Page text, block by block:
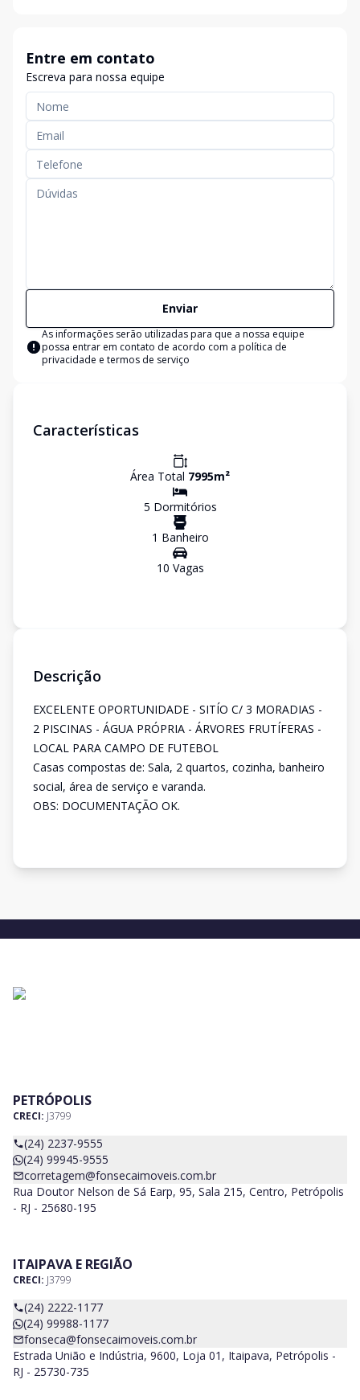
Entre em contato
Escreva para nossa equipe
Enviar
As informações serão utilizadas para que a nossa equipe
possa entrar em contato de acordo com a política de
privacidade e termos de serviço
Características
Área Total 7995m²
5 Dormitórios
1 Banheiro
10 Vagas
Descrição
EXCELENTE OPORTUNIDADE - SITÍO C/ 3 MORADIAS -
2 PISCINAS - ÁGUA PRÓPRIA - ÁRVORES FRUTÍFERAS -
LOCAL PARA CAMPO DE FUTEBOL
Casas compostas de: Sala, 2 quartos, cozinha, banheiro
social, área de serviço e varanda.
OBS: DOCUMENTAÇÃO OK.
PETRÓPOLIS
CRECI: J3799
(24) 2237-9555
(24) 99945-9555
corretagem@fonsecaimoveis.com.br
Rua Doutor Nelson de Sá Earp, 95, Sala 215, Centro, Petrópolis
- RJ - 25680-195
ITAIPAVA E REGIÃO
CRECI: J3799
(24) 2222-1177
(24) 99988-1177
fonseca@fonsecaimoveis.com.br
Estrada União e Indústria, 9600, Loja 01, Itaipava, Petrópolis -
RJ - 25730-735